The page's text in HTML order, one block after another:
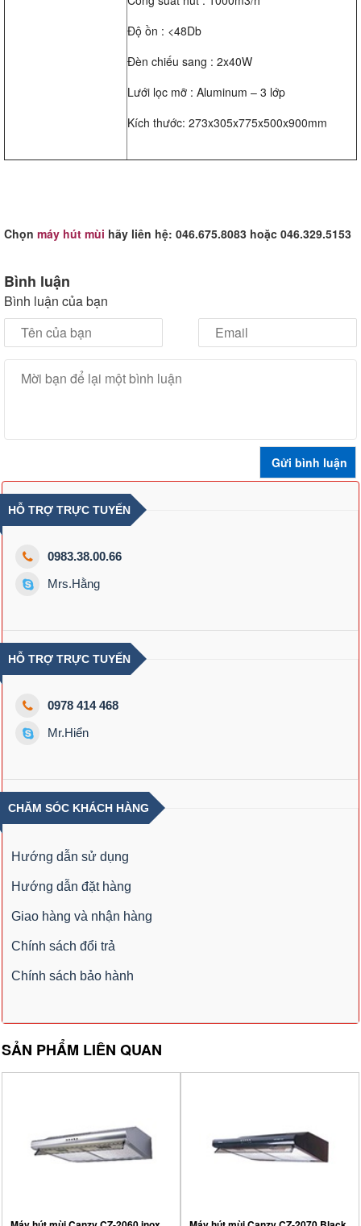
Độ ồn : <48Db
Đèn chiếu sang : 2x40W
Lưới lọc mỡ : Aluminum – 3 lớp
Kích thước: 273x305x775x500x900mm
Chọn máy hút mùi hãy liên hệ: 046.675.8083 hoặc 046.329.5153
Bình luận
Bình luận của bạn
HỖ TRỢ TRỰC TUYẾN
0983.38.00.66
Mrs.Hằng
HỖ TRỢ TRỰC TUYẾN
0978 414 468
Mr.Hiển
CHĂM SÓC KHÁCH HÀNG
Hướng dẫn sử dụng
Hướng dẫn đặt hàng
Giao hàng và nhận hàng
Chính sách đổi trả
Chính sách bảo hành
SẢN PHẨM LIÊN QUAN